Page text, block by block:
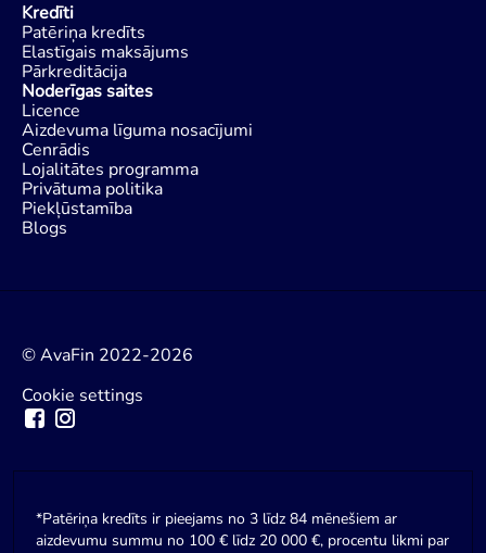
Kredīti
Patēriņa kredīts
Elastīgais maksājums
Pārkreditācija
Noderīgas saites
Licence
Aizdevuma līguma nosacījumi
Cenrādis
Lojalitātes programma
Privātuma politika
Piekļūstamība
Blogs
© AvaFin 2022-2026
Cookie settings
*Patēriņa kredīts ir pieejams no 3 līdz 84 mēnešiem ar
aizdevumu summu no 100 € līdz 20 000 €, procentu likmi par